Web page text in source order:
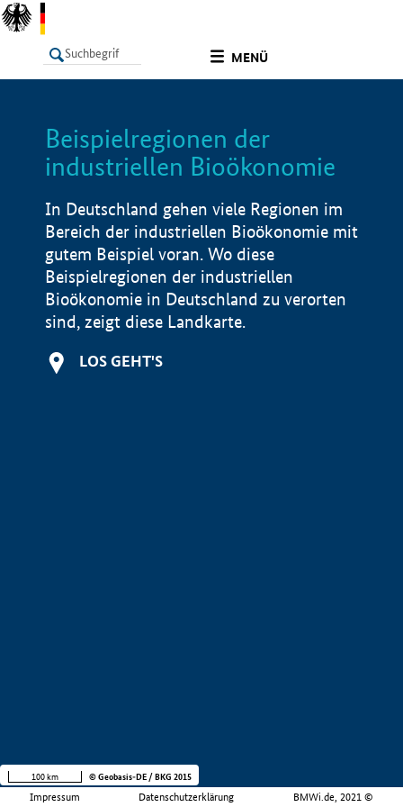
MENÜ
LISTE
Beispielregionen der
industriellen Bioökonomie
In Deutschland gehen viele Regionen im
Bereich der industriellen Bioökonomie mit
gutem Beispiel voran. Wo diese
Beispielregionen der industriellen
Bioökonomie in Deutschland zu verorten
sind, zeigt diese Landkarte.
LOS GEHT'S
Impressum Datenschutzerklärung BMWi.de, 2021 ©
100 km © Geobasis-DE / BKG 2015